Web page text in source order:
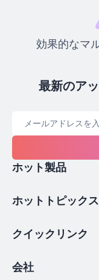
効果的なマ
最新のア
ホット製品
ホットトピックス
クイックリンク
会社